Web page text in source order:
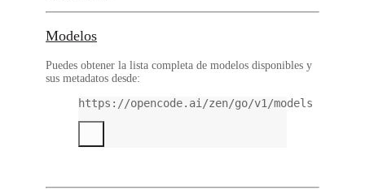
Modelos
Puedes obtener la lista completa de modelos disponibles y
sus metadatos desde:
https://opencode.ai/zen/go/v1/models